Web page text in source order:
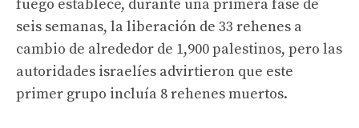
fuego establece, durante una primera fase de
seis semanas, la liberación de 33 rehenes a
cambio de alrededor de 1,900 palestinos, pero las
autoridades israelíes advirtieron que este
primer grupo incluía 8 rehenes muertos.